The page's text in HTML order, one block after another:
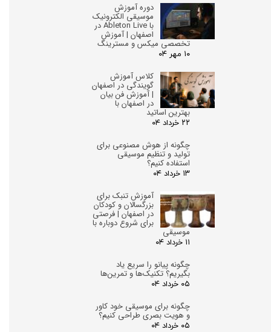
دوره آموزش
موسیقی الکترونیک
با Ableton Live در
اصفهان | آموزش
تخصصی میکس و مسترینگ
۱۰ مهر ۰۴
کلاس آموزش
گویندگی در اصفهان
| آموزش فن بیان
در اصفهان با
بهترین اساتید
۲۲ خرداد ۰۴
چگونه از هوش مصنوعی برای
تولید و تنظیم موسیقی
استفاده کنیم؟
۱۳ خرداد ۰۴
آموزش تنبک برای
بزرگسالان و کودکان
در اصفهان | فرصتی
برای شروع دوباره با
موسیقی
۱۱ خرداد ۰۴
چگونه پیانو را سریع یاد
بگیریم؟ تکنیک‌ها و تمرین‌ها
۰۵ خرداد ۰۴
چگونه برای موسیقی خود کاور
و هویت بصری طراحی کنیم؟
۰۵ خرداد ۰۴